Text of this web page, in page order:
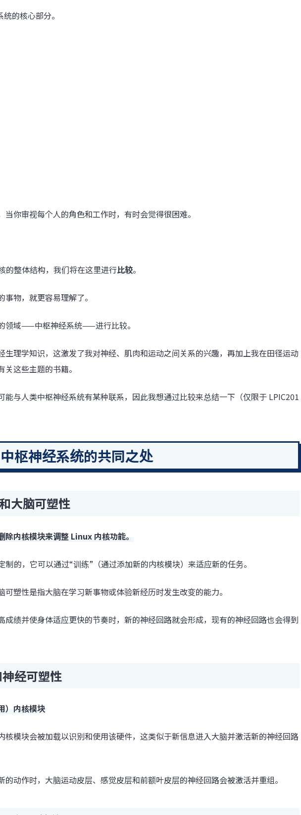
的核心部分。
你审视每个人的角色和工作时，有时会觉得很困难。
的整体结构，我们将在这里进行比较。
物，就更容易理解了。
领域——中枢神经系统——进行比较。
生理学知识，这激发了我对神经、肌肉和运动之间关系的兴趣，再加上我在田径运动
这些主题的书籍。
能与人类中枢神经系统有某种联系，因此我想通过比较来总结一下（仅限于 LPIC201
枢神经系统的共同之处
大脑可塑性
内核模块来调整 Linux 内核功能。
的，它可以通过“训练”（通过添加新的内核模块）来适应新的任务。
塑性是指大脑在学习新事物或体验新经历时发生改变的能力。
成绩并使身体适应更快的节奏时，新的神经回路就会形成，现有的神经回路也会得到
经可塑性
）内核模块
核模块会被加载以识别和使用该硬件，这类似于新信息进入大脑并激活新的神经回路
的动作时，大脑运动皮层、感觉皮层和前额叶皮层的神经回路会被激活并重组。